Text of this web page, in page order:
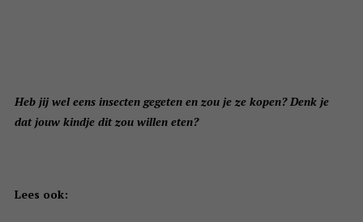
Heb jij wel eens insecten gegeten en zou je ze kopen? Denk je
dat jouw kindje dit zou willen eten?
Lees ook: